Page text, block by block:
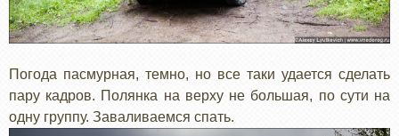
Погода пасмурная, темно, но все таки удается сделать
пару кадров. Полянка на верху не большая, по сути на
одну группу. Заваливаемся спать.